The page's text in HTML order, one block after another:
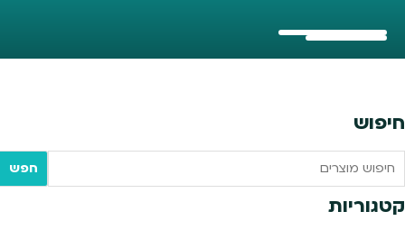
חיפוש
Search
text
חפש
קטגוריות